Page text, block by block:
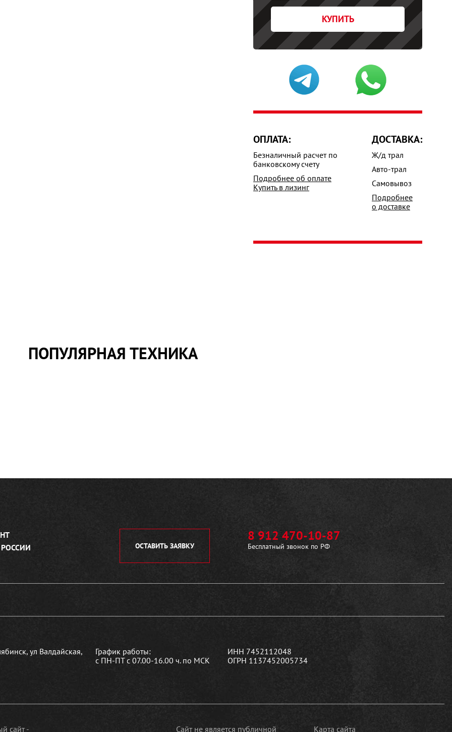
КУПИТЬ
ОПЛАТА:
Безналичный расчет по
банковскому счету
Подробнее об оплате
Купить в лизинг
ДОСТАВКА:
Ж/д трал
Авто-трал
Самовывоз
Подробнее
о доставке
ПОПУЛЯРНАЯ ТЕХНИКА
ОСТАВИТЬ ЗАЯВКУ
8 912 470-10-87
Бесплатный звонок по РФ
ул Валдайская,
График работы:
с ПН-ПТ с 07.00-16.00 ч. по МСК
ИНН 7452112048
ОГРН 1137452005734
сайт - Сайт не является публичной Карта сайта